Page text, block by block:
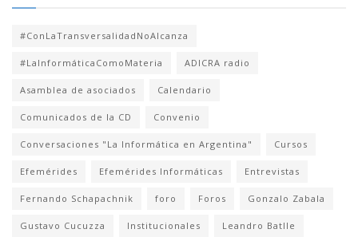
#ConLaTransversalidadNoAlcanza
#LaInformáticaComoMateria ADICRA radio
Asamblea de asociados Calendario
Comunicados de la CD Convenio
Conversaciones "La Informática en Argentina" Cursos
Efemérides Efemérides Informáticas Entrevistas
Fernando Schapachnik foro Foros Gonzalo Zabala
Gustavo Cucuzza Institucionales Leandro Batlle